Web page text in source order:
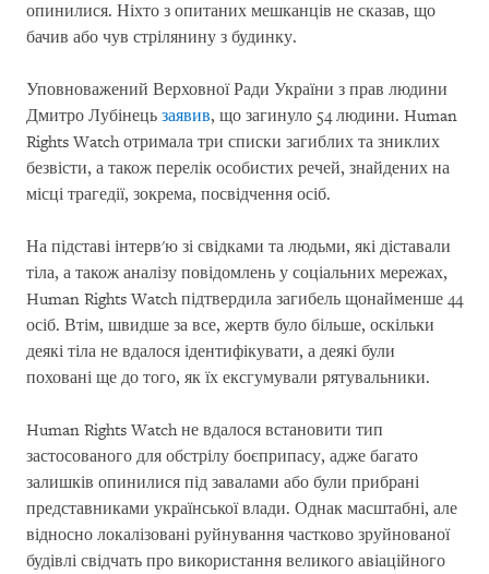
опинилися. Ніхто з опитаних мешканців не сказав, що
бачив або чув стрілянину з будинку.
Уповноважений Верховної Ради України з прав людини
Дмитро Лубінець заявив, що загинуло 54 людини. Human
Rights Watch отримала три списки загиблих та зниклих
безвісти, а також перелік особистих речей, знайдених на
місці трагедії, зокрема, посвідчення осіб.
На підставі інтерв'ю зі свідками та людьми, які діставали
тіла, а також аналізу повідомлень у соціальних мережах,
Human Rights Watch підтвердила загибель щонайменше 44
осіб. Втім, швидше за все, жертв було більше, оскільки
деякі тіла не вдалося ідентифікувати, а деякі були
поховані ще до того, як їх ексгумували рятувальники.
Human Rights Watch не вдалося встановити тип
застосованого для обстрілу боєприпасу, адже багато
залишків опинилися під завалами або були прибрані
представниками української влади. Однак масштабні, але
відносно локалізовані руйнування частково зруйнованої
будівлі свідчать про використання великого авіаційного